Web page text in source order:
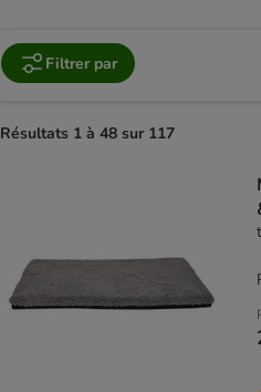
Filtrer par
Résultats 1 à 48 sur 117